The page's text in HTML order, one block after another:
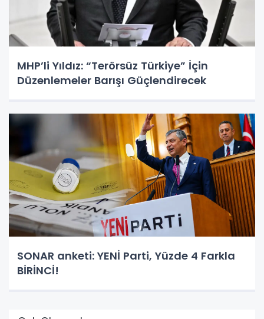
MHP’li Yıldız: “Terörsüz Türkiye” İçin
Düzenlemeler Barışı Güçlendirecek
SONAR anketi: YENİ Parti, Yüzde 4 Farkla
BİRİNCİ!